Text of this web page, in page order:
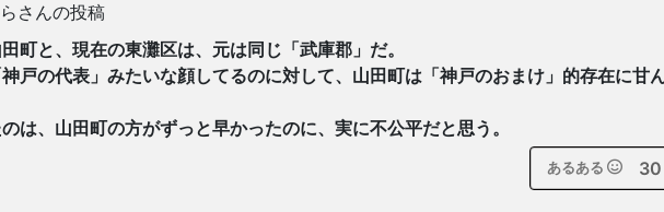
さんの投稿
町と、現在の東灘区は、元は同じ「武庫郡」だ。
戸の代表」みたいな顔してるのに対して、山田町は「神戸のおまけ」的存在に甘
は、山田町の方がずっと早かったのに、実に不公平だと思う。
あるある 30